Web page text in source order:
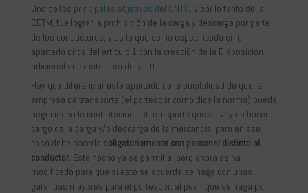
Uno de los principales objetivos del CNTC, y por lo tanto de la
CETM, fue lograr la prohibición de la carga y descarga por parte
de los conductores, y es lo que se ha especificado en el
apartado once del artículo 1 con la creación de la Disposición
adicional decimotercera de la LOTT.
Hay que diferenciar este apartado de la posibilidad de que la
empresa de transporte (el porteador como dice la norma) pueda
negociar en la contratación del transporte que se vaya a hacer
cargo de la carga y/o descarga de la mercancía, pero en ese
caso debe hacerlo obligatoriamente con personal distinto al
conductor. Este hecho ya se permitía, pero ahora se ha
modificado para que si esto se acuerda se haga con unas
garantías mayores para el porteador, al pedir que se haga por